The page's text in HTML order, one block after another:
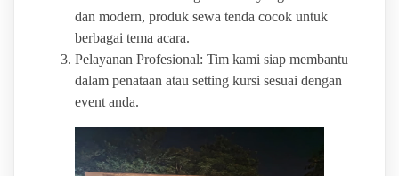
dan modern, produk sewa tenda cocok untuk
berbagai tema acara.
Pelayanan Profesional: Tim kami siap membantu
dalam penataan atau setting kursi sesuai dengan
event anda.